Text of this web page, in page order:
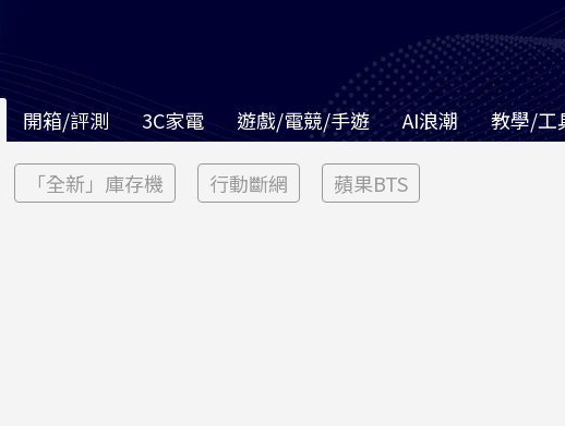
開箱/評測 3C家電 遊戲/電競/手遊 AI浪潮 教學/工
「全新」庫存機 行動斷網 蘋果BTS